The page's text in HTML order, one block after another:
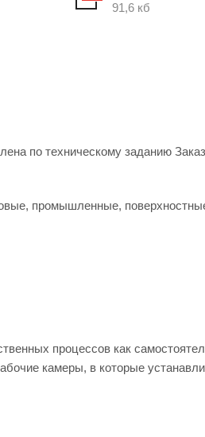
91,6 кб
по техническому заданию
промышленные,
процессов как
камеры, в которые